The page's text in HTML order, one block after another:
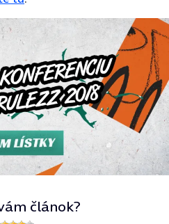
článok?